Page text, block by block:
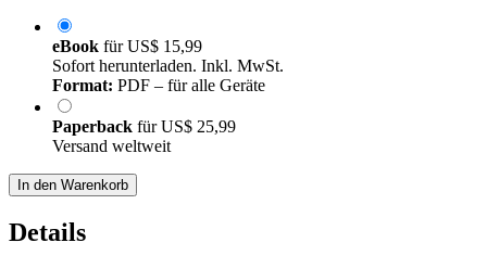
eBook fürUS$ 15,99
Sofort herunterladen. Inkl. MwSt.
Format: PDF – für alle Geräte
Paperback fürUS$ 25,99
Versand weltweit
In den Warenkorb
Details